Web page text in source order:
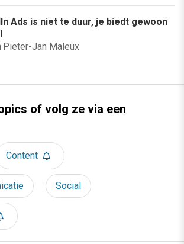
Ads is niet te duur, je biedt gewoon
· Pieter-Jan Maleux
of volg ze via een
Content
Social